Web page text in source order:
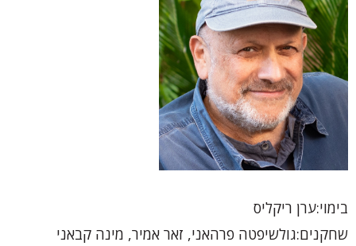
בימוי ערן ריקליס
שחקנים גולשיפטה פרהאני, זאר אמיר, מינה קבאני